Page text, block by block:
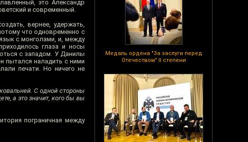
Медаль ордена "За заслуги перед
Отечеством" II степени
это Александр
и современный.
вернее, удержать,
что одновременно с
с монголами, и, между
глаза и носы
с западом. У Данилы
пытался наладить с ними
печати. Но ничего не
С одной стороны
а это значит, кого бы вы
пограничная между